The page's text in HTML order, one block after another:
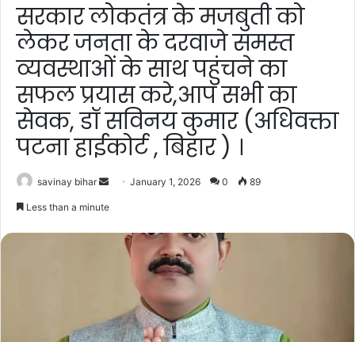
सरकार लोकतंत्र के मजबुती को
लेकर जनता के दरवाजे समस्त
व्यवस्थाओं के साथ पहुंचने का
सफल प्रयास करे,आप सभी का
सेवक, डॉ सविनय कुमार (अधिवक्ता
पटना हाईकोर्ट , बिहार ) ।
savinay bihar
Send January 1, 2026 0 89
Less than a minute